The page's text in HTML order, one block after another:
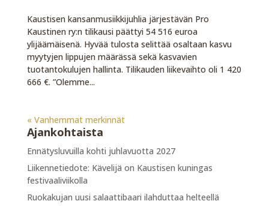
Kaustisen kansanmusiikkijuhlia järjestävän Pro
Kaustinen ry:n tilikausi päättyi 54 516 euroa
ylijäämäisenä. Hyvää tulosta selittää osaltaan kasvu
myytyjen lippujen määrässä sekä kasvavien
tuotantokulujen hallinta. Tilikauden liikevaihto oli 1 420
666 €. ”Olemme...
« Vanhemmat merkinnät
Ajankohtaista
Ennätysluvuilla kohti juhlavuotta 2027
Liikennetiedote: Kävelijä on Kaustisen kuningas
festivaaliviikolla
Ruokakujan uusi salaattibaari ilahduttaa helteellä